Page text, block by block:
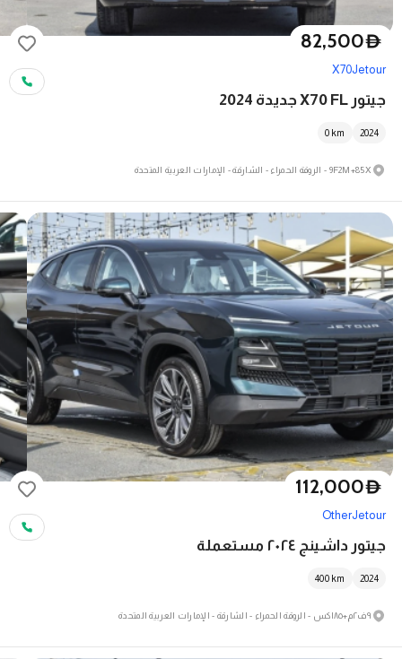
D
82,500
Jetour
X70
جيتور X70 FL جديدة 2024
2024
0 km
9F2M+85X - الروقة الحمراء - الشارقة - الإمارات العربية المتحدة
D
112,000
Jetour
Other
جيتور داشينج ٢٠٢٤ مستعملة
2024
400 km
٩ف٢م+٨٥اكس - الروقة الحمراء - الشارقة - الإمارات العربية المتحدة